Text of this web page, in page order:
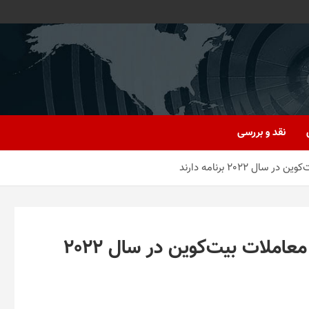
نقد و بررسی
300 بانک آمریکایی برای ارائه خدمات معاملات بیت‌کوین در سال 2022